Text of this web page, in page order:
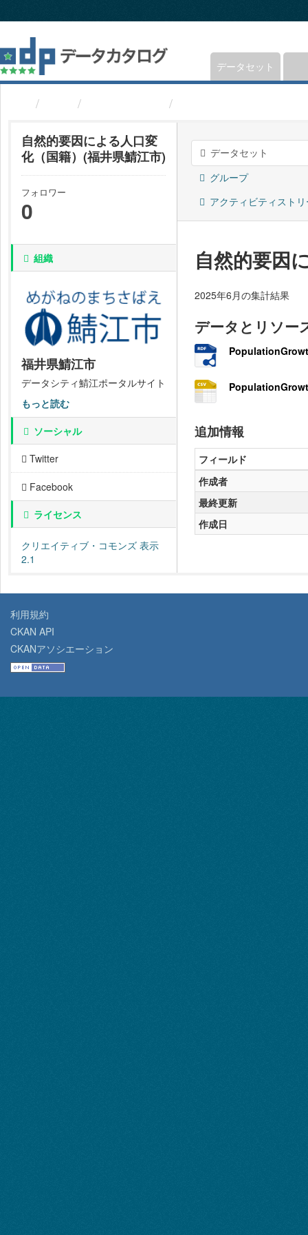
キ
プ
し
て
データセット
自然的要因による人口変
化（国籍）(福井県鯖江市)
フォロワー
0
組織
福井県鯖江市
データシティ鯖江ポータルサイト
もっと読む
ソーシャル
Twitter
Facebook
ライセンス
クリエイティブ・コモンズ 表示
2.1
データセット
グループ
アクティビティスト
自然的要因
2025年6月の集計結果
データとリソー
追加情報
フィールド
作成者
最終更新
作成日
利用規約
CKAN API
CKANアソシエーション